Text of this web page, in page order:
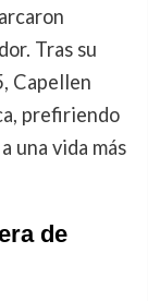
Tras su
Capellen
prefiriendo
una vida más
de